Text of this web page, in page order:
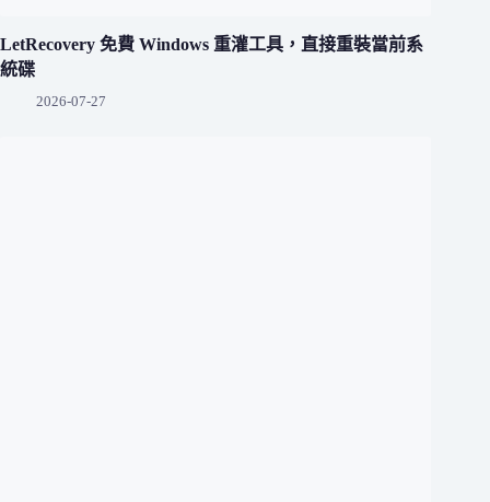
LetRecovery 免費 Windows 重灌工具，直接重裝當前系
統碟
2026-07-27